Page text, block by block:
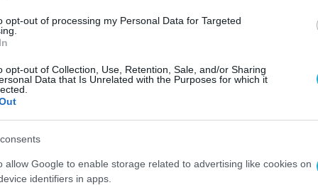
opt-out of processing my Personal Data for Targeted
opt-out of Collection, Use, Retention, Sale, and/or Sharing
Data that Is Unrelated with the Purposes for which it
allow Google to enable storage related to advertising like cookies on
identifiers in apps.
Η Safe Bulkers, Inc. εισάγεται
02.06.2026